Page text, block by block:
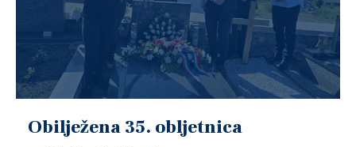
Obilježena 35. obljetnica